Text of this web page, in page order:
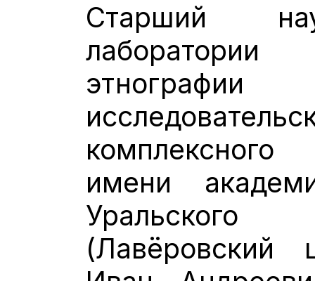
Старший
имени
(Лавёровский